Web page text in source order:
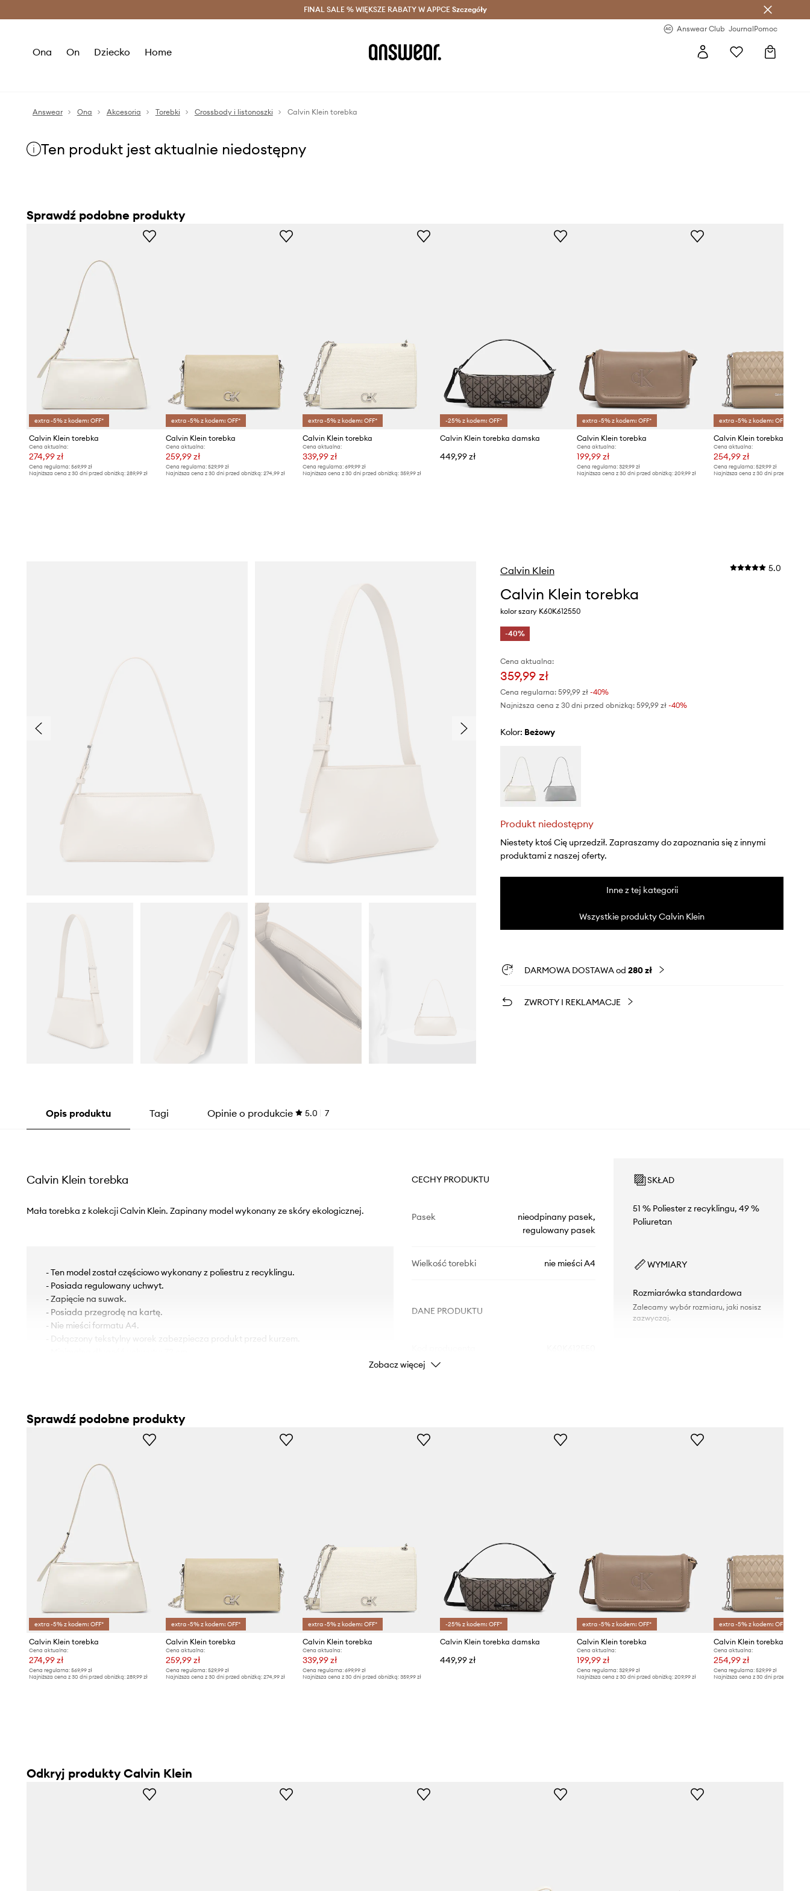
Oszczędzaj z Answear Club > Dostawa nawet w 24h >
FINAL SALE % WIĘKSZE RABATY W APPCE Szczegóły
Answear Club JournalPomoc
Ona On Dziecko Home
Answear Ona Akcesoria Torebki Crossbody i listonoszki Calvin Klein torebka
Ten produkt jest aktualnie niedostępny
Sprawdź podobne produkty
extra -5% z kodem: OFF*
Calvin Klein torebka
Cena aktualna:
274,99 zł
Cena regularna: 569,99 zł
Najniższa cena z 30 dni przed obniżką: 289,99 zł
extra -5% z kodem: OFF*
Calvin Klein torebka
Cena aktualna:
259,99 zł
Cena regularna:529,99 zł
Najniższa cena z 30 dni przed obniżką:274,99 zł
extra -5% z kodem: OFF*
Calvin Klein torebka
Cena aktualna:
339,99 zł
Cena regularna: 699,99 zł
Najniższa cena z 30 dni przed obniżką: 359,99 zł
-25% z kodem: OFF*
Calvin Klein torebka damska
449,99 zł
extra -5% z kodem: OFF*
Calvin Klein torebka
Cena aktualna:
199,99 zł
Cena regularna:329,99 zł
Najniższa cena z 30 dni przed obniżką:209,99 zł
extra -5% z kodem: OFF*
Calvin Klein torebka
Cena aktualna:
254,99 zł
Cena regularna: 529,99 zł
Najniższa cena z 30 dni przed obniżką:
Calvin Klein 5.0
Calvin Klein torebka
kolor szary K60K612550
-40%
Cena aktualna:
359,99 zł
Cena regularna: 599,99 zł-40%
Najniższa cena z 30 dni przed obniżką: 599,99 zł -40%
Kolor: beżowy
Produkt niedostępny
Niestety ktoś Cię uprzedził. Zapraszamy do zapoznania się z innymi
produktami z naszej oferty.
Inne z tej kategorii
Wszystkie produkty Calvin Klein
DARMOWA DOSTAWA od 280 zł
ZWROTY I REKLAMACJE
Opis produktu Tagi Opinie o produkcie 5.0 7
Calvin Klein torebka
Mała torebka z kolekcji Calvin Klein. Zapinany model wykonany ze skóry ekologicznej.
- Ten model został częściowo wykonany z poliestru z recyklingu.
- Posiada regulowany uchwyt.
- Zapięcie na suwak.
- Posiada przegrodę na kartę.
- Nie mieści formatu A4.
- Dołączony tekstylny worek zabezpiecza produkt przed kurzem.
CECHY PRODUKTU
Pasek
nieodpinany pasek,
regulowany pasek
Wielkość torebki nie mieści A4
DANE PRODUKTU
Producent
SKŁAD
51 % Poliester z recyklingu, 49 %
Poliuretan
WYMIARY
Rozmiarówka standardowa
Zalecamy wybór rozmiaru, jaki nosisz
zazwyczaj.
Zobacz więcej
Sprawdź podobne produkty
extra -5% z kodem: OFF*
Calvin Klein torebka
Cena aktualna:
274,99 zł
Cena regularna: 569,99 zł
Najniższa cena z 30 dni przed obniżką: 289,99 zł
extra -5% z kodem: OFF*
Calvin Klein torebka
Cena aktualna:
259,99 zł
Cena regularna:529,99 zł
Najniższa cena z 30 dni przed obniżką:274,99 zł
extra -5% z kodem: OFF*
Calvin Klein torebka
Cena aktualna:
339,99 zł
Cena regularna: 699,99 zł
Najniższa cena z 30 dni przed obniżką: 359,99 zł
-25% z kodem: OFF*
Calvin Klein torebka damska
449,99 zł
extra -5% z kodem: OFF*
Calvin Klein torebka
Cena aktualna:
199,99 zł
Cena regularna:329,99 zł
Najniższa cena z 30 dni przed obniżką:209,99 zł
extra -5% z kodem: OFF*
Calvin Klein torebka
Cena aktualna:
254,99 zł
Cena regularna: 529,99 zł
Najniższa cena z 30 dni przed obniżką:
Odkryj produkty Calvin Klein